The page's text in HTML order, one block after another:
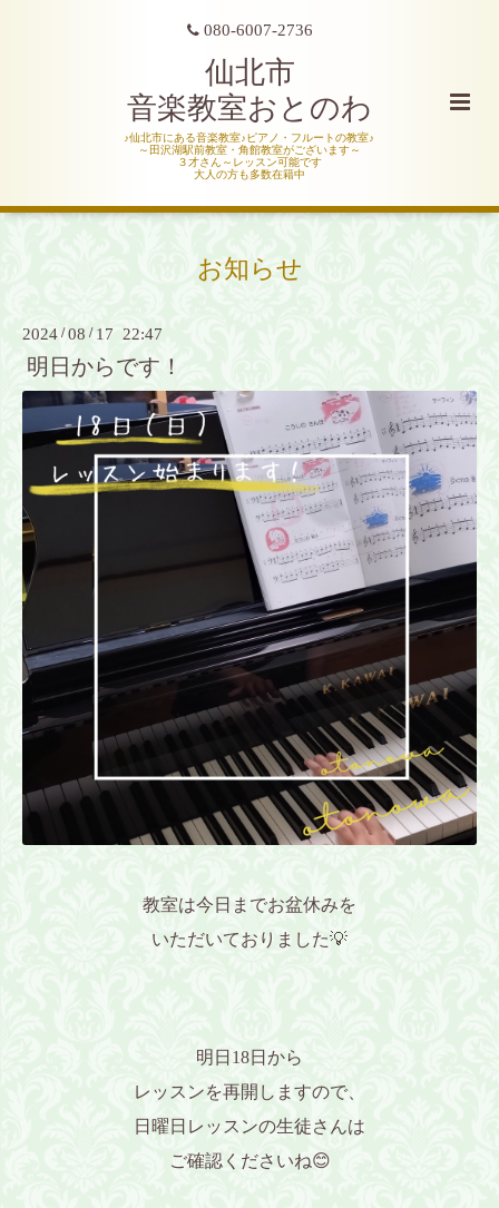
080-6007-2736
仙北市
音楽教室おとのわ
♪仙北市にある音楽教室♪ピアノ・フルートの教室♪
～田沢湖駅前教室・角館教室がございます～
３才さん～レッスン可能です
大人の方も多数在籍中
お知らせ
2024 /08 / 17 22:47
明日からです！
教室は今日までお盆休みを
いただいておりました💡
明日18日から
レッスンを再開しますので、
日曜日レッスンの生徒さんは
ご確認くださいね😊